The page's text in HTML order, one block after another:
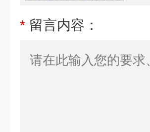
* 留言内容：